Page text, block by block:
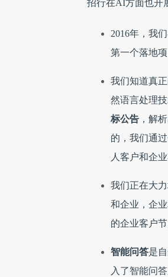
招行在AI方面也开
2016年，我
第一个落地项
我们知道真
然语言处理
标公告 ，解
的，我们通
人客户和企
我们正在大
和企业，企
的企业客户节
智能问答是
入了智能问答